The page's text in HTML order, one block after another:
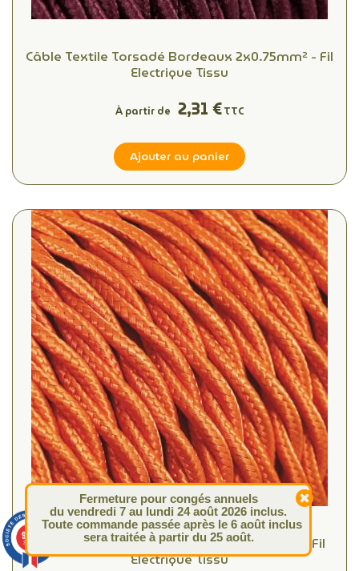
Câble Textile Torsadé Bordeaux 2x0.75mm² - Fil
Electrique Tissu
À partir de 2,31 €TTC
Ajouter au panier
Câble Textile torsadé Orange 2x0.75mm² - Fil
Electrique Tissu
Fermeture pour congés annuels
du vendredi 7 au lundi 24 août 2026 inclus.
Toute commande passée après le 6 août inclus
sera traitée à partir du 25 août.
9.4
313 avis